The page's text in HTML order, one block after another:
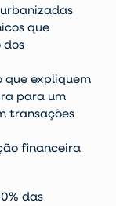
que
dos
expliquem
para um
transações
financeira
das